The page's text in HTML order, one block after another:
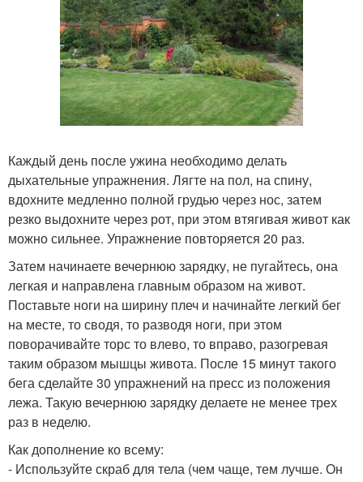
Каждый день после ужина необходимо делать
дыхательные упражнения. Лягте на пол, на спину,
вдохните медленно полной грудью через нос, затем
резко выдохните через рот, при этом втягивая живот как
можно сильнее. Упражнение повторяется 20 раз.
Затем начинаете вечернюю зарядку, не пугайтесь, она
легкая и направлена главным образом на живот.
Поставьте ноги на ширину плеч и начинайте легкий бег
на месте, то сводя, то разводя ноги, при этом
поворачивайте торс то влево, то вправо, разогревая
таким образом мышцы живота. После 15 минут такого
бега сделайте 30 упражнений на пресс из положения
лежа. Такую вечернюю зарядку делаете не менее трех
раз в неделю.
Как дополнение ко всему:
- Используйте скраб для тела (чем чаще, тем лучше. Он